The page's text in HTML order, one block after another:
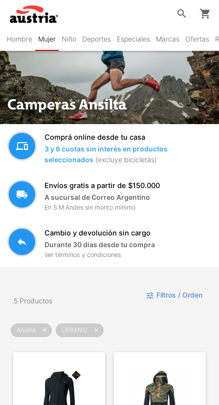
Hombre Mujer Niño Deportes Especiales Marcas Ofertas
search shopping_cart
Camperas Ansilta
devices
Comprá online desde tu casa
3 y 6 cuotas sin interés en productos
seleccionados (excluye bicicletas)
local_shipping
Envíos gratis a partir de $150.000
A sucursal de Correo Argentino
En S.M.Andes sin monto mínimo
reply
Cambio y devolución sin cargo
Durante 30 días desde tu compra
Ver términos y condiciones
5 Productos
tune Filtros / Orden
Ansilta close URBANO close